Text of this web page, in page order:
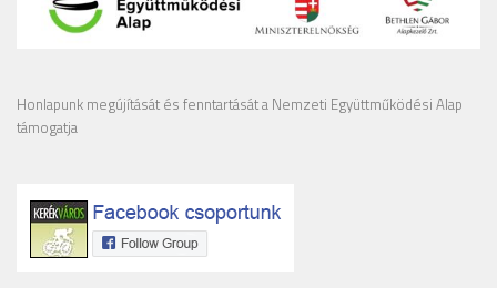
Honlapunk megújítását és fenntartását a Nemzeti Együttműködési Alap
támogatja